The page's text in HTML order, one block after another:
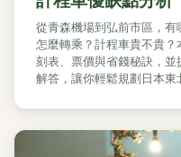
從青森機場到弘前市區，
怎麼轉乘？計程車貴不貴
刻表、票價與省錢秘訣，
解答，讓你輕鬆規劃日本東